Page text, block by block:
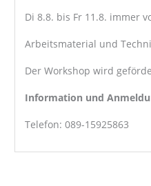
Di 8.8. bis Fr 11.8. immer
Arbeitsmaterial und
Der Workshop wird
Information und
Telefon: 089-15925863